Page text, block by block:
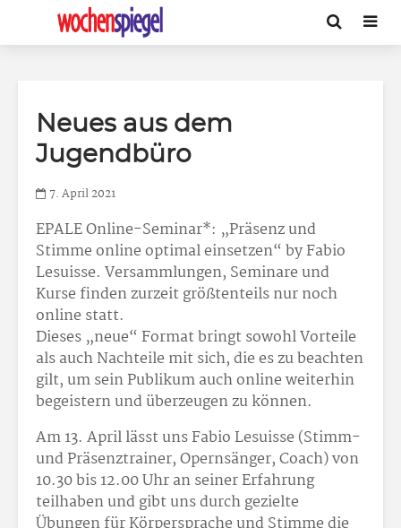
Neues aus dem
Jugendbüro
7. April 2021
EPALE Online-Seminar*: „Präsenz und
Stimme online optimal einsetzen“ by Fabio
Lesuisse. Versammlungen, Seminare und
Kurse finden zurzeit größtenteils nur noch
online statt.
Dieses „neue“ Format bringt sowohl Vorteile
als auch Nachteile mit sich, die es zu beachten
gilt, um sein Publikum auch online weiterhin
begeistern und überzeugen zu können.
Am 13. April lässt uns Fabio Lesuisse (Stimm-
und Präsenztrainer, Opernsänger, Coach) von
10.30 bis 12.00 Uhr an seiner Erfahrung
teilhaben und gibt uns durch gezielte